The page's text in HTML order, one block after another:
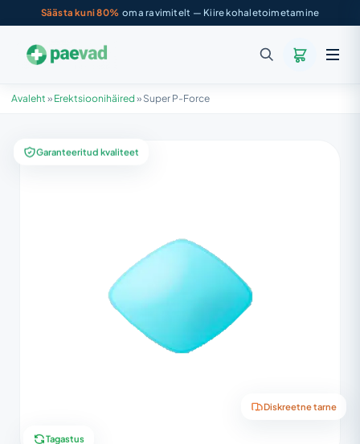
Säästa kuni 80% oma ravimitelt — Kiire kohaletoimetamine
Avaleht » Erektsioonihäired » Super P-Force
Garanteeritud kvaliteet
Diskreetne tarne
Tagastus